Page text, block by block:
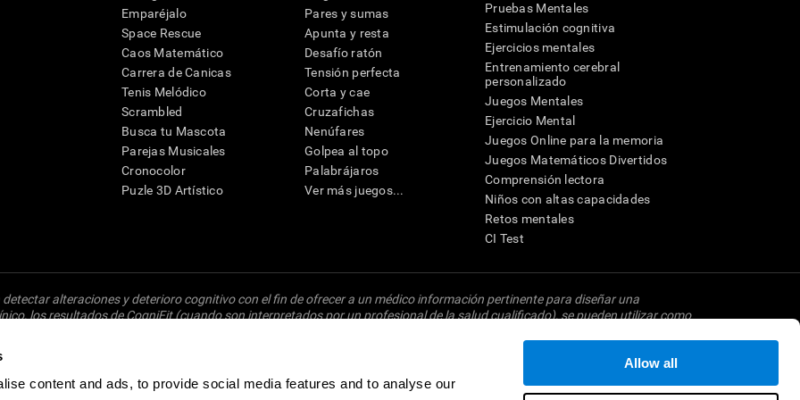
content and ads, to provide social media features and to analyse our
Allow all
Emparéjalo
Space Rescue
Caos Matemático
Carrera de Canicas
Tenis Melódico
Scrambled
Busca tu Mascota
Parejas Musicales
Cronocolor
Puzle 3D Artístico
Pares y sumas
Apunta y resta
Desafío ratón
Tensión perfecta
Corta y cae
Cruzafichas
Nenúfares
Golpea al topo
Palabrájaros
Ver más juegos...
Pruebas Mentales
Estimulación cognitiva
Ejercicios mentales
Entrenamiento cerebral
personalizado
Juegos Mentales
Ejercicio Mental
Juegos Online para la memoria
Juegos Matemáticos Divertidos
Comprensión lectora
Niños con altas capacidades
Retos mentales
CI Test
alteraciones y deterioro cognitivo con el fin de ofrecer a un médico información pertinente para diseñar una
los resultados de CogniFit (cuando son interpretados por un profesional de la salud cualificado), se pueden utilizar como
diagnóstico de TDAH, dislexia, demencia o enfermedad similar sólo puede ser realizada por un médico o psicólogo
factores. De acuerdo al uso indicado, CogniFit no indica que esta herramienta sea o deba ser considerada como un
ser utilizado para estudios de investigación en cualquier campo de investigación relacionado con la cognición. Si se
debe hacerse en los sujetos humanos apropiados conforme al procedimiento dictado por el centro de investigación y será